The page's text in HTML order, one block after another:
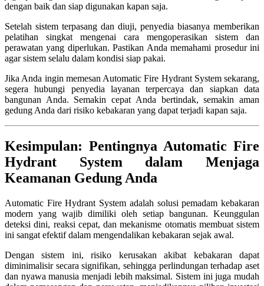
dengan baik dan siap digunakan kapan saja.
Setelah sistem terpasang dan diuji, penyedia biasanya memberikan
pelatihan singkat mengenai cara mengoperasikan sistem dan
perawatan yang diperlukan. Pastikan Anda memahami prosedur ini
agar sistem selalu dalam kondisi siap pakai.
Jika Anda ingin memesan Automatic Fire Hydrant System sekarang,
segera hubungi penyedia layanan terpercaya dan siapkan data
bangunan Anda. Semakin cepat Anda bertindak, semakin aman
gedung Anda dari risiko kebakaran yang dapat terjadi kapan saja.
Kesimpulan: Pentingnya Automatic Fire
Hydrant System dalam Menjaga
Keamanan Gedung Anda
Automatic Fire Hydrant System adalah solusi pemadam kebakaran
modern yang wajib dimiliki oleh setiap bangunan. Keunggulan
deteksi dini, reaksi cepat, dan mekanisme otomatis membuat sistem
ini sangat efektif dalam mengendalikan kebakaran sejak awal.
Dengan sistem ini, risiko kerusakan akibat kebakaran dapat
diminimalisir secara signifikan, sehingga perlindungan terhadap aset
dan nyawa manusia menjadi lebih maksimal. Sistem ini juga mudah